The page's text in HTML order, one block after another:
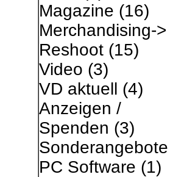
Magazine (16)
Merchandising->
Reshoot (15)
Video (3)
VD aktuell (4)
Anzeigen /
Spenden (3)
Sonderangebote
PC Software (1)